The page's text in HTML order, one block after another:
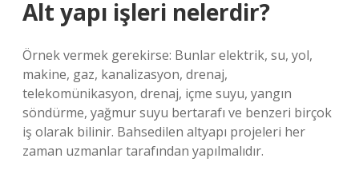
Alt yapı işleri nelerdir?
Örnek vermek gerekirse: Bunlar elektrik, su, yol,
makine, gaz, kanalizasyon, drenaj,
telekomünikasyon, drenaj, içme suyu, yangın
söndürme, yağmur suyu bertarafı ve benzeri birçok
iş olarak bilinir. Bahsedilen altyapı projeleri her
zaman uzmanlar tarafından yapılmalıdır.